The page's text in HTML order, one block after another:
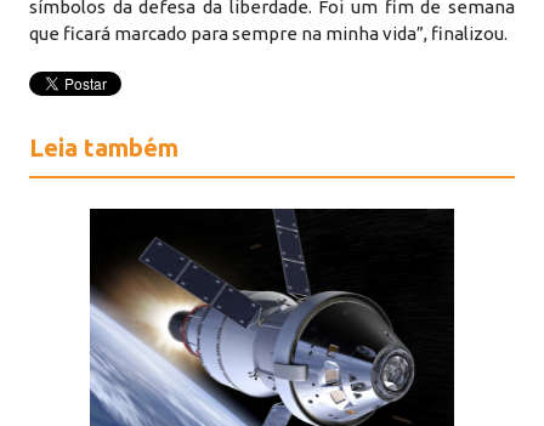
símbolos da defesa da liberdade. Foi um fim de semana
que ficará marcado para sempre na minha vida”, finalizou.
Leia também